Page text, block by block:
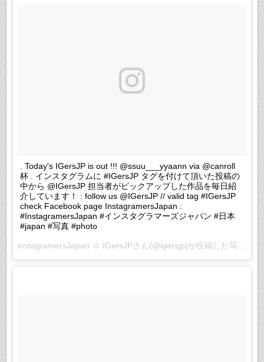
. Today's IGersJP is out !!! @ssuu___yyaann via @canroll
杯 . インスタグラムに #IGersJP タグを付けて頂いた投稿の
中から @IGersJP 担当者がピックアップした作品を毎日紹
介しています！ : follow us @IGersJP // valid tag #IGersJP
check Facebook page InstagramersJapan :
#InstagramersJapan #インスタグラマーズジャパン #日本
#japan #写真 #photo